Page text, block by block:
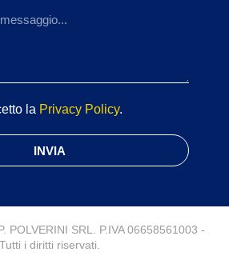
la Privacy Policy.
INVIA
POLVERINI SRL. P.IVA 06658561003 -
Tutti i diritti riservati.